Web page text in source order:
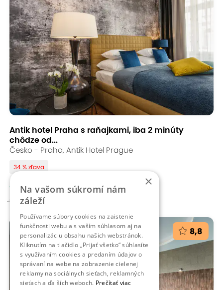
Antik hotel Praha s raňajkami, iba 2 minúty
chôdze od...
Česko - Praha, Antik Hotel Prague
34 % zľava
od 199,00 €
304 - 456,00 €
8,8
×
Na vašom súkromí nám
záleží
Používame súbory cookies na zaistenie
funkčnosti webu a s vaším súhlasom aj na
personalizáciu obsahu našich webstránok.
Kliknutím na tlačidlo „Prijať všetko“ súhlasíte
s využívaním cookies a predaním údajov o
správaní na webe na zobrazenie cielenej
reklamy na sociálnych sieťach, reklamných
sieťach a ďalších weboch. Prečítať viac